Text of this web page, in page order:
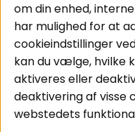
Områder
Bilstereo
Hjemmestereo
S
g på din bil
om din enhed,
har mulighed for at
cookieindstillinger
kan du vælge, hvilke
aktiveres eller
deaktivering af visse
webstedets